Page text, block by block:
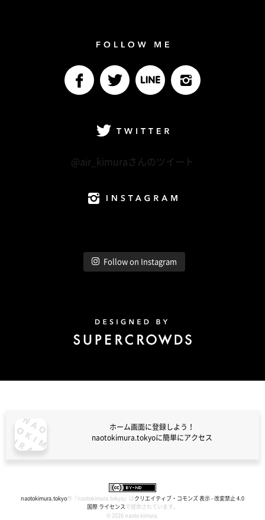
@air_kimuraさんのツイート
Follow on Instagram
ホーム画面に登録しよう！
naotokimura.tokyoに簡単にアクセス
naotokimura.tokyo作『 naotokimura.tokyo 』は クリエイティブ・コモンズ 表示 - 改変禁止 4.0
国際 ライセンス で提供されています。
© 2026 naoto kimura.